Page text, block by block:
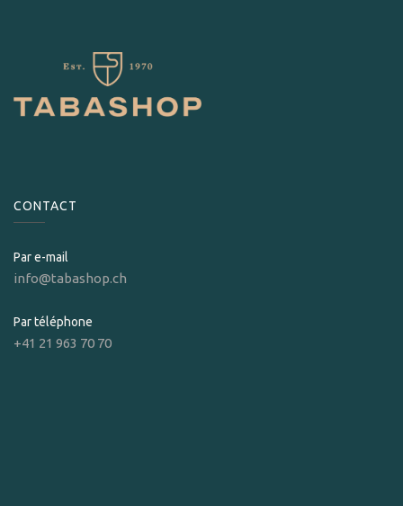
CONTACT
Par e-mail
info@tabashop.ch
Par téléphone
+41 21 963 70 70